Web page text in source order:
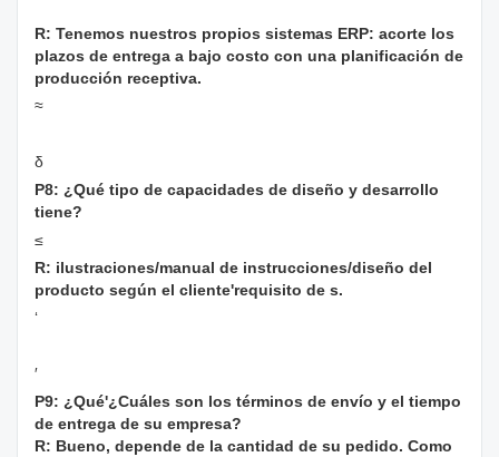
R: Tenemos nuestros propios sistemas ERP: acorte los
plazos de entrega a bajo costo con una planificación de
producción receptiva.
≈
δ
P8: ¿Qué tipo de capacidades de diseño y desarrollo
tiene?
≤
R: ilustraciones/manual de instrucciones/diseño del
producto según el cliente'requisito de s.
‘
′
P9: ¿Qué'¿Cuáles son los términos de envío y el tiempo
de entrega de su empresa?
R: Bueno, depende de la cantidad de su pedido. Como